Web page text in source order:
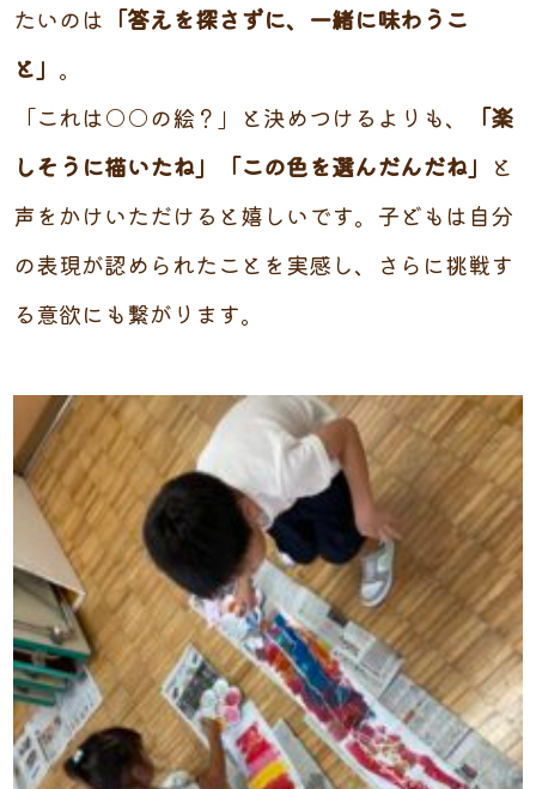
たいのは 「答えを探さずに、一緒に味わうこ
と」 。
「これは○○の絵？」と決めつけるよりも、
「楽
しそうに描いたね」「この色を選んだんだね」 と
声をかけいただけると嬉しいです。子どもは自分
の表現が認められたことを実感し、さらに挑戦す
る意欲にも繋がります。